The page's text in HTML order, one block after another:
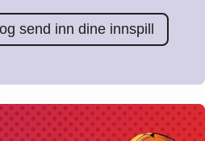
send inn dine innspill